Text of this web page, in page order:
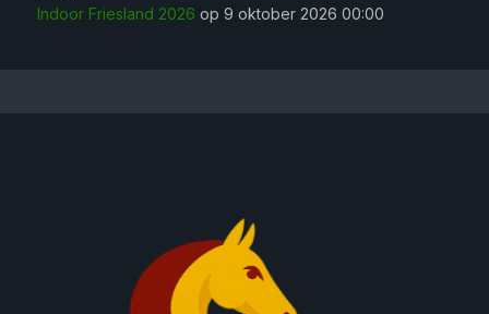
Indoor Friesland 2026 op 9 oktober 2026 00:00